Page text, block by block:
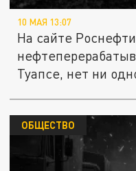
10 МАЯ 13:07
На сайте
Туапсе, нет ни
ОБЩЕСТВО